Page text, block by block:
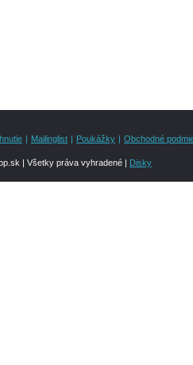
| Mailinglist | Poukážky | Obchodné
| Všetky práva vyhradené | Disky